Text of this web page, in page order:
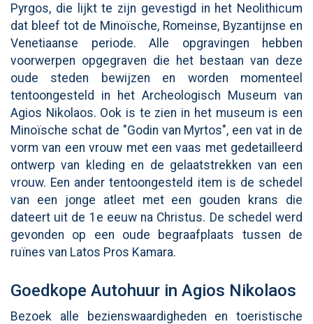
Pyrgos, die lijkt te zijn gevestigd in het Neolithicum
dat bleef tot de Minoïsche, Romeinse, Byzantijnse en
Venetiaanse periode. Alle opgravingen hebben
voorwerpen opgegraven die het bestaan van deze
oude steden bewijzen en worden momenteel
tentoongesteld in het Archeologisch Museum van
Agios Nikolaos. Ook is te zien in het museum is een
Minoïsche schat de "Godin van Myrtos", een vat in de
vorm van een vrouw met een vaas met gedetailleerd
ontwerp van kleding en de gelaatstrekken van een
vrouw. Een ander tentoongesteld item is de schedel
van een jonge atleet met een gouden krans die
dateert uit de 1e eeuw na Christus. De schedel werd
gevonden op een oude begraafplaats tussen de
ruïnes van Latos Pros Kamara.
Goedkope Autohuur in Agios Nikolaos
Bezoek alle bezienswaardigheden en toeristische